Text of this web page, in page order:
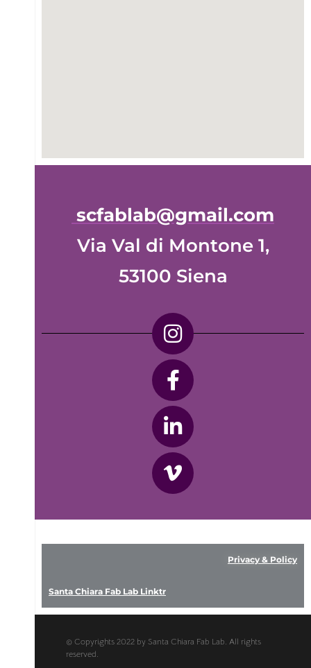
scfablab@gmail.com
Via Val di Montone 1,
53100 Siena
Privacy & Policy
Santa Chiara Fab Lab Linktr
© Copyrights 2022 by Santa Chiara Fab Lab. All rights
reserved.